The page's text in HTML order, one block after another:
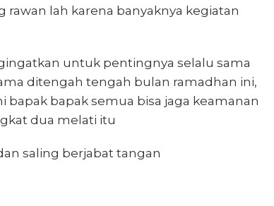
lah karena banyaknya kegiatan
untuk pentingnya selalu sama
ditengah tengah bulan ramadhan ini,
bapak semua bisa jaga keamanan
dua melati itu
saling berjabat tangan